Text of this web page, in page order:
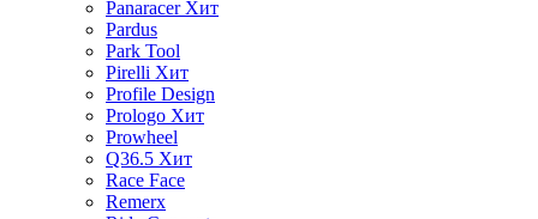
Panaracer Хит
Pardus
Park Tool
Pirelli Хит
Profile Design
Prologo Хит
Prowheel
Q36.5 Хит
Race Face
Remerx